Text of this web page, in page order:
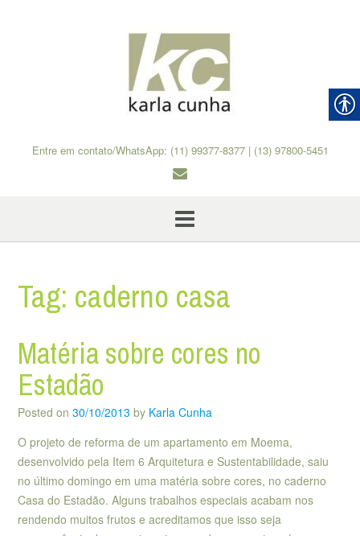
Entre em contato/WhatsApp: (11) 99377-8377 | (13) 97800-5451
Tag: caderno casa
Matéria sobre cores no
Estadão
Posted on 30/10/2013 by Karla Cunha
O projeto de reforma de um apartamento em Moema,
desenvolvido pela Item 6 Arquitetura e Sustentabilidade, saiu
no último domingo em uma matéria sobre cores, no caderno
Casa do Estadão. Alguns trabalhos especiais acabam nos
rendendo muitos frutos e acreditamos que isso seja